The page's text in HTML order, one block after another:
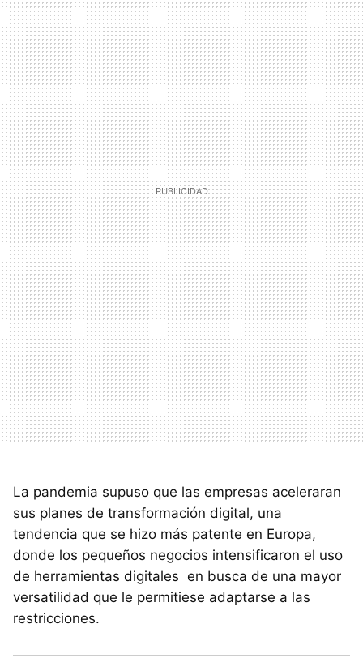
La pandemia supuso que las empresas aceleraran
sus planes de transformación digital, una
tendencia que se hizo más patente en Europa,
donde los pequeños negocios intensificaron el uso
de herramientas digitales en busca de una mayor
versatilidad que le permitiese adaptarse a las
restricciones.